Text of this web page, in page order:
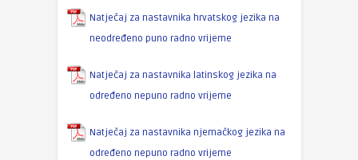
Natječaj za nastavnika hrvatskog jezika na
neodređeno puno radno vrijeme
Natječaj za nastavnika latinskog jezika na
određeno nepuno radno vrijeme
Natječaj za nastavnika njemačkog jezika na
određeno nepuno radno vrijeme